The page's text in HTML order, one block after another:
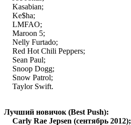
5;
Furtado;
Hot Chili Peppers;
Paul;
Dogg;
Patrol;
Swift.
Лучший новичок (Best Push):
Carly Rae Jepsen (сентябрь 2012);